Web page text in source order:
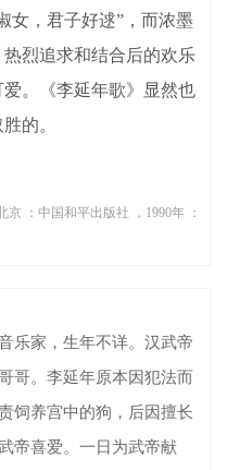
女，君子好逑”，而浓墨
烈追求和结合后的欢乐
。《李延年歌》显然也
的。
：中国和平出版社 ，1990年 ：
乐家，生年不详。汉武帝
哥。李延年原本因犯法而
饲养宫中的狗，后因擅长
帝喜爱。一日为武帝献